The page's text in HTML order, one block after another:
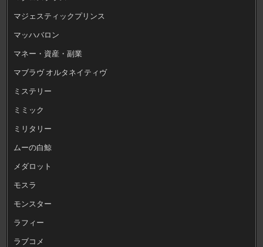
マジェスティックプリンス
マッハバロン
マネー・資産・副業
マブラヴ オルタネイティヴ
ミステリー
ミミック
ミリタリー
ムーの白鯨
メダロット
モスラ
モンスター
ラフィー
ラブコメ